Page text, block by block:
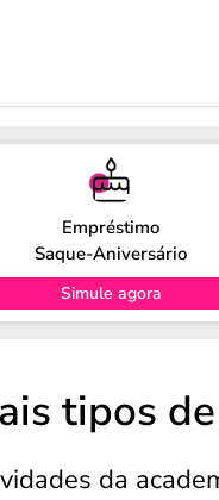
Empréstimo
Saque-Aniversário
Simule agora
tipos
da